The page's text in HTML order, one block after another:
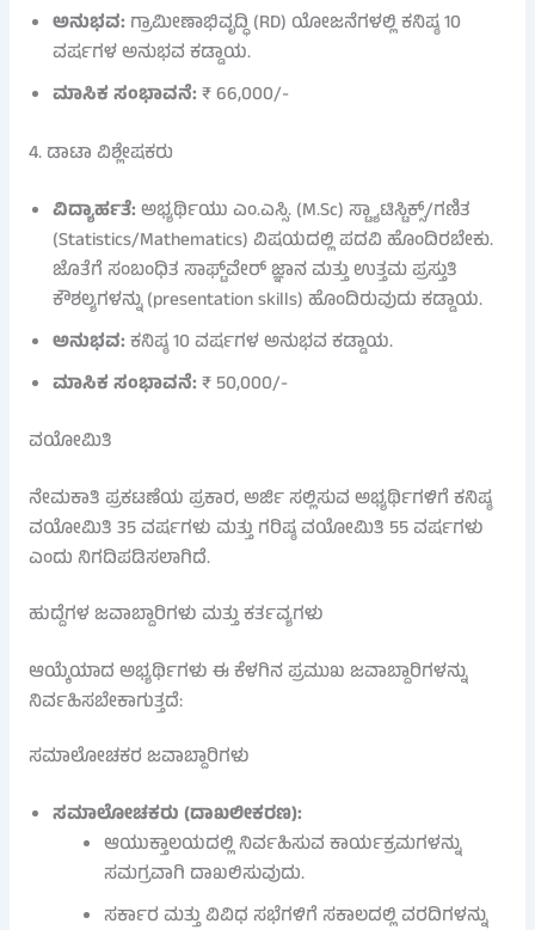
ಅನುಭವ: ಗ್ರಾಮೀಣಾಭಿವೃದ್ಧಿ (RD) ಯೋಜನೆಗಳಲ್ಲಿ ಕನಿಷ್ಠ 10
ವರ್ಷಗಳ ಅನುಭವ ಕಡ್ಡಾಯ.
ಮಾಸಿಕ ಸಂಭಾವನೆ:₹ 66,000/-
4. ಡಾಟಾ ವಿಶ್ಲೇಷಕರು
ವಿದ್ಯಾರ್ಹತೆ:ಅಭ್ಯರ್ಥಿಯು ಎಂ.ಎಸ್ಸಿ. (M.Sc) ಸ್ಟ್ಯಾಟಿಸ್ಟಿಕ್ಸ್/ಗಣಿತ
(Statistics/Mathematics) ವಿಷಯದಲ್ಲಿ ಪದವಿ ಹೊಂದಿರಬೇಕು.
ಜೊತೆಗೆ ಸಂಬಂಧಿತ ಸಾಫ್ಟ್‌ವೇರ್ ಜ್ಞಾನ ಮತ್ತು ಉತ್ತಮ ಪ್ರಸ್ತುತಿ
ಕೌಶಲ್ಯಗಳನ್ನು (presentation skills) ಹೊಂದಿರುವುದು ಕಡ್ಡಾಯ.
ಅನುಭವ:ಕನಿಷ್ಠ 10 ವರ್ಷಗಳ ಅನುಭವ ಕಡ್ಡಾಯ.
ಮಾಸಿಕ ಸಂಭಾವನೆ:₹ 50,000/-
ವಯೋಮಿತಿ
ನೇಮಕಾತಿ ಪ್ರಕಟಣೆಯ ಪ್ರಕಾರ, ಅರ್ಜಿ ಸಲ್ಲಿಸುವ ಅಭ್ಯರ್ಥಿಗಳಿಗೆ ಕನಿಷ್ಠ
ವಯೋಮಿತಿ 35 ವರ್ಷಗಳು ಮತ್ತು ಗರಿಷ್ಠ ವಯೋಮಿತಿ 55 ವರ್ಷಗಳು
ಎಂದು ನಿಗದಿಪಡಿಸಲಾಗಿದೆ.
ಹುದ್ದೆಗಳ ಜವಾಬ್ದಾರಿಗಳು ಮತ್ತು ಕರ್ತವ್ಯಗಳು
ಆಯ್ಕೆಯಾದ ಅಭ್ಯರ್ಥಿಗಳು ಈ ಕೆಳಗಿನ ಪ್ರಮುಖ ಜವಾಬ್ದಾರಿಗಳನ್ನು
ನಿರ್ವಹಿಸಬೇಕಾಗುತ್ತದೆ:
ಸಮಾಲೋಚಕರ ಜವಾಬ್ದಾರಿಗಳು
ಸಮಾಲೋಚಕರು (ದಾಖಲೀಕರಣ):
ಆಯುಕ್ತಾಲಯದಲ್ಲಿ ನಿರ್ವಹಿಸುವ ಕಾರ್ಯಕ್ರಮಗಳನ್ನು
ಸಮಗ್ರವಾಗಿ ದಾಖಲಿಸುವುದು.
ಸರ್ಕಾರ ಮತ್ತು ವಿವಿಧ ಸಭೆಗಳಿಗೆ ಸಕಾಲದಲ್ಲಿ ವರದಿಗಳನ್ನು